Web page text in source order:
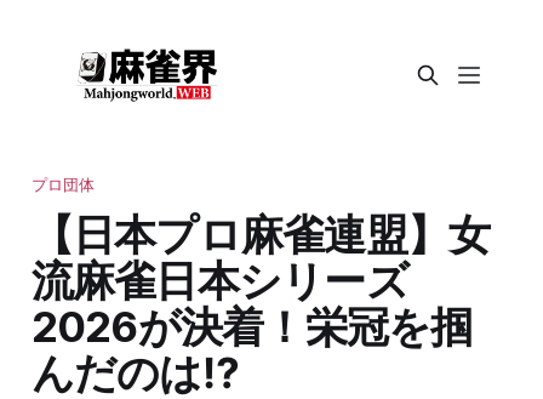
プロ団体
【日本プロ麻雀連盟】女
流麻雀日本シリーズ
2026が決着！栄冠を掴
んだのは⁉